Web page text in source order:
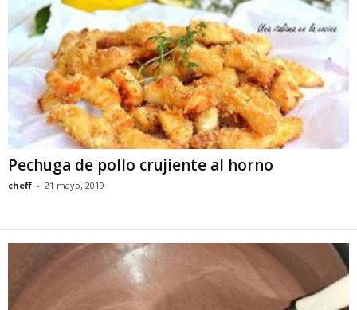
Pechuga de pollo crujiente al horno
cheff - 21 mayo, 2019